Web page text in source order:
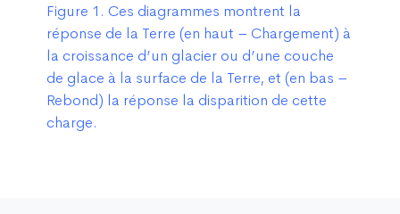
Figure 1. Ces diagrammes montrent la
réponse de la Terre (en haut – Chargement) à
la croissance d’un glacier ou d’une couche
de glace à la surface de la Terre, et (en bas –
Rebond) la réponse la disparition de cette
charge.